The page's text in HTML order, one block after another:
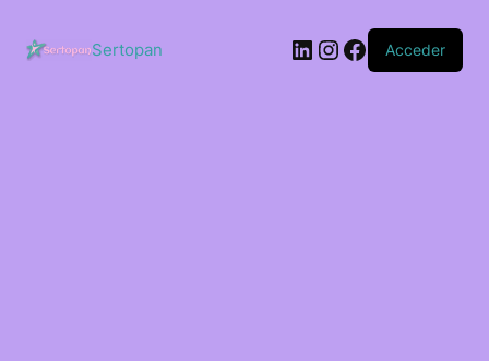
contenido
Sertopan LinkedIn
Instagram
Facebook
Acceder